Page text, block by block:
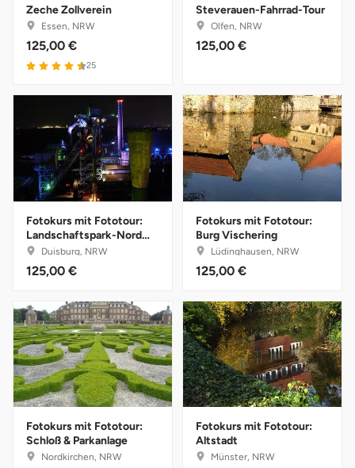
Zeche Zollverein
Essen, NRW
125,00 €
4.5 von 5
25
Steverauen-Fahrrad-Tour
Olfen, NRW
125,00 €
Fotokurs mit Fototour:
Landschaftspark-Nord
Tag & Nacht
Duisburg, NRW
125,00 €
Fotokurs mit Fototour:
Burg Vischering
Lüdinghausen, NRW
125,00 €
Fotokurs mit Fototour:
Schloß & Parkanlage
Nordkirchen, NRW
Fotokurs mit Fototour:
Altstadt
Münster, NRW
Bruchköbel
Burghausen
Calw
Chemnitz
Cloppenburg
Coburg
Cottbus
Darmstadt
Deggendorf
Dessau
Münster
Oberlausitz
Pirna
Riesa
Ruhrgebiet
Strausberg (Berlin/Brandenburg)
Sömmerda
Weimar
sächsische Schweiz
Sangerhausen
Unterwellenborn
Weimar
Weißenfels
Witterda